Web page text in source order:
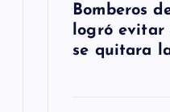
Bomberos
logró evitar
se quitara